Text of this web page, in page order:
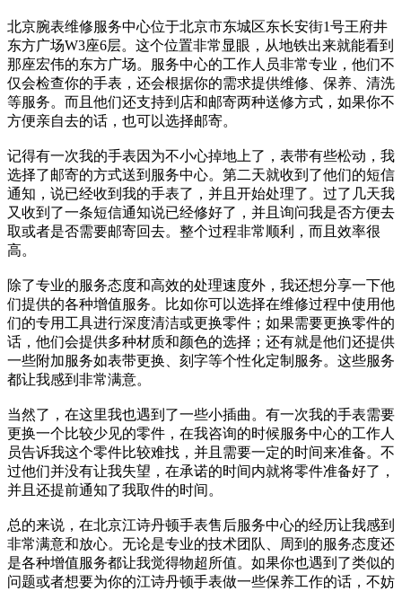
北京腕表维修服务中心位于北京市东城区东长安街1号王府井
东方广场W3座6层。这个位置非常显眼，从地铁出来就能看到
那座宏伟的东方广场。服务中心的工作人员非常专业，他们不
仅会检查你的手表，还会根据你的需求提供维修、保养、清洗
等服务。而且他们还支持到店和邮寄两种送修方式，如果你不
方便亲自去的话，也可以选择邮寄。
记得有一次我的手表因为不小心掉地上了，表带有些松动，我
选择了邮寄的方式送到服务中心。第二天就收到了他们的短信
通知，说已经收到我的手表了，并且开始处理了。过了几天我
又收到了一条短信通知说已经修好了，并且询问我是否方便去
取或者是否需要邮寄回去。整个过程非常顺利，而且效率很
高。
除了专业的服务态度和高效的处理速度外，我还想分享一下他
们提供的各种增值服务。比如你可以选择在维修过程中使用他
们的专用工具进行深度清洁或更换零件；如果需要更换零件的
话，他们会提供多种材质和颜色的选择；还有就是他们还提供
一些附加服务如表带更换、刻字等个性化定制服务。这些服务
都让我感到非常满意。
当然了，在这里我也遇到了一些小插曲。有一次我的手表需要
更换一个比较少见的零件，在我咨询的时候服务中心的工作人
员告诉我这个零件比较难找，并且需要一定的时间来准备。不
过他们并没有让我失望，在承诺的时间内就将零件准备好了，
并且还提前通知了我取件的时间。
总的来说，在北京江诗丹顿手表售后服务中心的经历让我感到
非常满意和放心。无论是专业的技术团队、周到的服务态度还
是各种增值服务都让我觉得物超所值。如果你也遇到了类似的
问题或者想要为你的江诗丹顿手表做一些保养工作的话，不妨